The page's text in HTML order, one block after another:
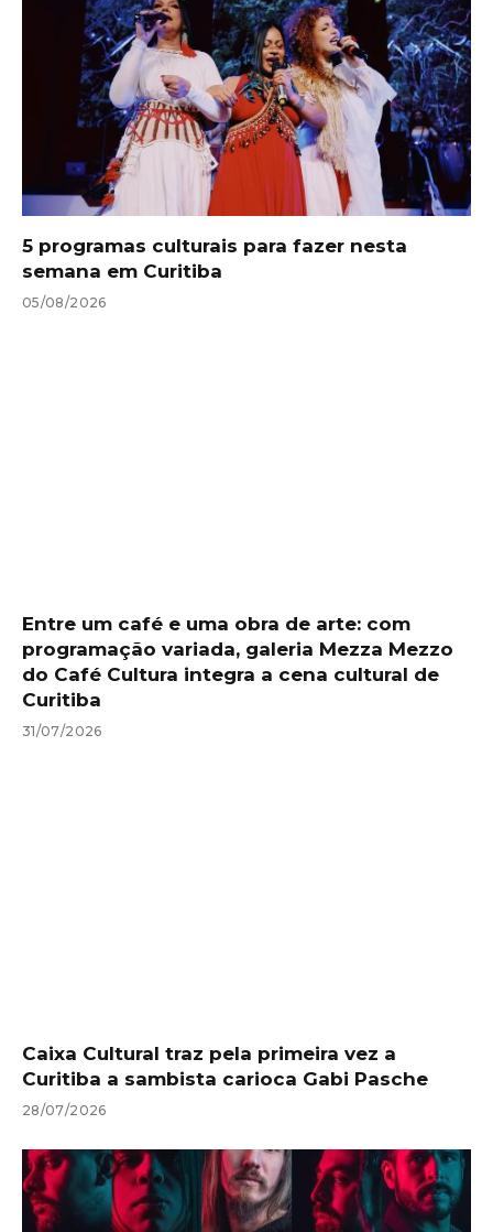
5 programas culturais para fazer nesta
semana em Curitiba
05/08/2026
Entre um café e uma obra de arte: com
programação variada, galeria Mezza Mezzo
do Café Cultura integra a cena cultural de
Curitiba
31/07/2026
Caixa Cultural traz pela primeira vez a
Curitiba a sambista carioca Gabi Pasche
28/07/2026